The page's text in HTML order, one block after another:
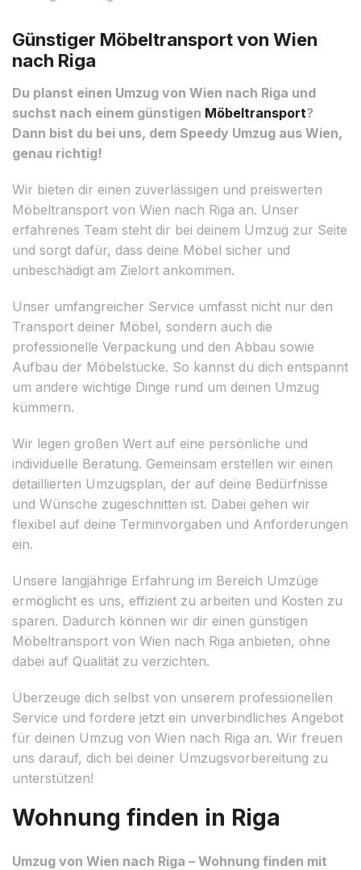
Günstiger Möbeltransport von Wien
nach Riga
Du planst einen Umzug von Wien nach Riga und
suchst nach einem günstigen Möbeltransport?
Dann bist du bei uns, dem Speedy Umzug aus Wien,
genau richtig!
Wir bieten dir einen zuverlässigen und preiswerten
Möbeltransport von Wien nach Riga an. Unser
erfahrenes Team steht dir bei deinem Umzug zur Seite
und sorgt dafür, dass deine Möbel sicher und
unbeschädigt am Zielort ankommen.
Unser umfangreicher Service umfasst nicht nur den
Transport deiner Möbel, sondern auch die
professionelle Verpackung und den Abbau sowie
Aufbau der Möbelstücke. So kannst du dich entspannt
um andere wichtige Dinge rund um deinen Umzug
kümmern.
Wir legen großen Wert auf eine persönliche und
individuelle Beratung. Gemeinsam erstellen wir einen
detaillierten Umzugsplan, der auf deine Bedürfnisse
und Wünsche zugeschnitten ist. Dabei gehen wir
flexibel auf deine Terminvorgaben und Anforderungen
ein.
Unsere langjährige Erfahrung im Bereich Umzüge
ermöglicht es uns, effizient zu arbeiten und Kosten zu
sparen. Dadurch können wir dir einen günstigen
Möbeltransport von Wien nach Riga anbieten, ohne
dabei auf Qualität zu verzichten.
Überzeuge dich selbst von unserem professionellen
Service und fordere jetzt ein unverbindliches Angebot
für deinen Umzug von Wien nach Riga an. Wir freuen
uns darauf, dich bei deiner Umzugsvorbereitung zu
unterstützen!
Wohnung finden in Riga
Umzug von Wien nach Riga – Wohnung finden mit